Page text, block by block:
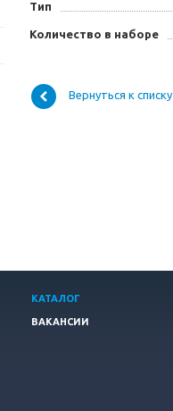
Тип
Количество в наборе
Вернуться к списку
КАТАЛОГ
ВАКАНСИИ